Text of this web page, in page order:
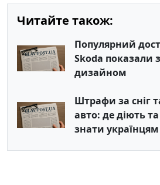
Читайте також:
Популярний
Skoda показали
дизайном
Штрафи за сніг
авто: де діють
знати українцям